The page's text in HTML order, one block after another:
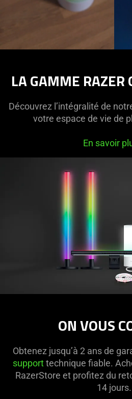
LA GAMME RAZER
Découvrez l’intégralité de
votre espace de vie de
En savoir
ON VOUS
Obtenez jusqu’à 2 ans de
supporttechnique fiable.
RazerStore et profitez du
14 jours.